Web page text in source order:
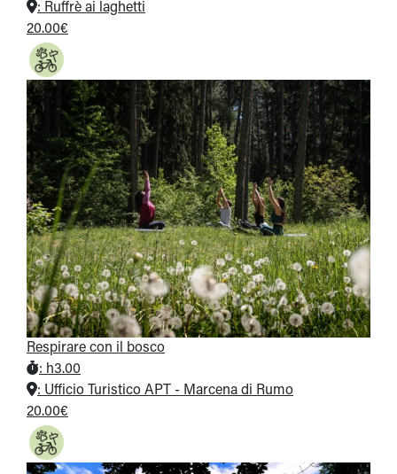
: Ruffrè ai laghetti
20.00€
Respirare con il bosco
: h3.00
: Ufficio Turistico APT - Marcena di Rumo
20.00€